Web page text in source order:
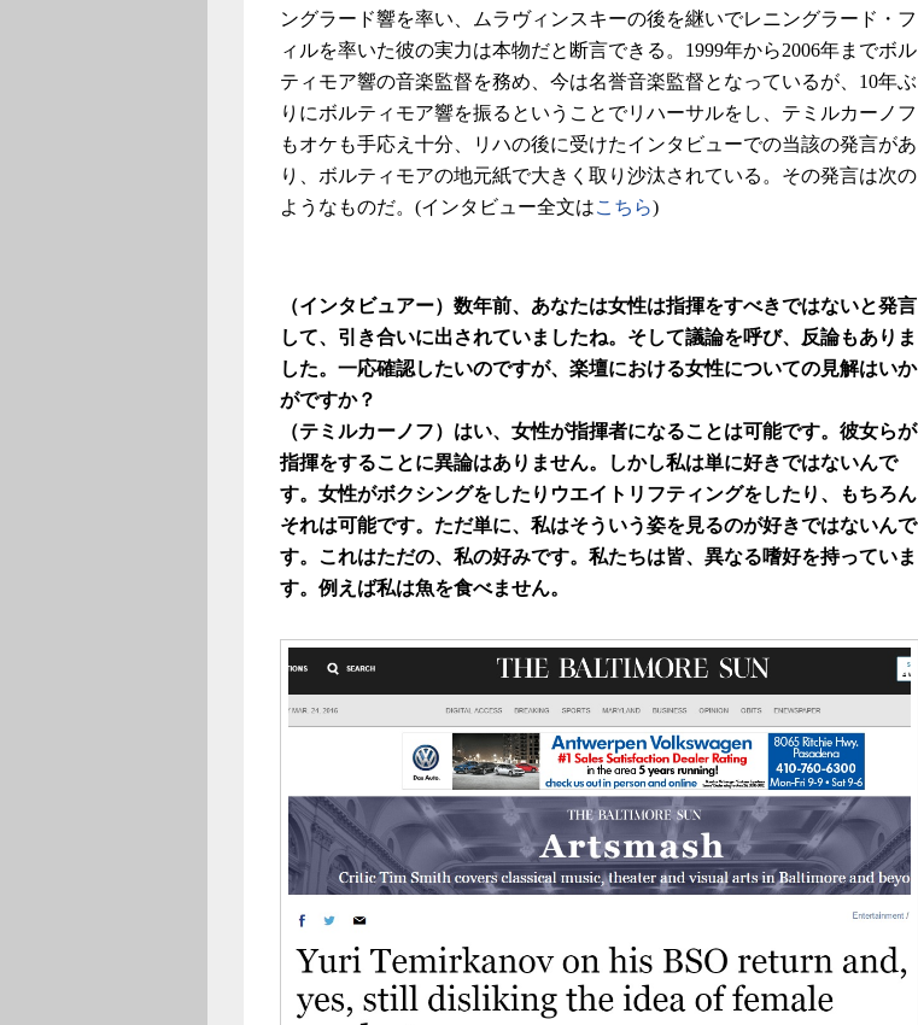
ングラード響を率い、ムラヴィンスキーの後を継いでレニングラード・フ
ィルを率いた彼の実力は本物だと断言できる。1999年から2006年までボル
ティモア響の音楽監督を務め、今は名誉音楽監督となっているが、10年ぶ
りにボルティモア響を振るということでリハーサルをし、テミルカーノフ
もオケも手応え十分、リハの後に受けたインタビューでの当該の発言があ
り、ボルティモアの地元紙で大きく取り沙汰されている。その発言は次の
ようなものだ。(インタビュー全文はこちら)
（インタビュアー）数年前、あなたは女性は指揮をすべきではないと発言
して、引き合いに出されていましたね。そして議論を呼び、反論もありま
した。一応確認したいのですが、楽壇における女性についての見解はいか
がですか？
（テミルカーノフ）はい、女性が指揮者になることは可能です。彼女らが
指揮をすることに異論はありません。しかし私は単に好きではないんで
す。女性がボクシングをしたりウエイトリフティングをしたり、もちろん
それは可能です。ただ単に、私はそういう姿を見るのが好きではないんで
す。これはただの、私の好みです。私たちは皆、異なる嗜好を持っていま
す。例えば私は魚を食べません。